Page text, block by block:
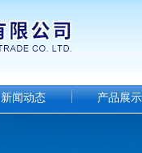
新闻动态 产品展示